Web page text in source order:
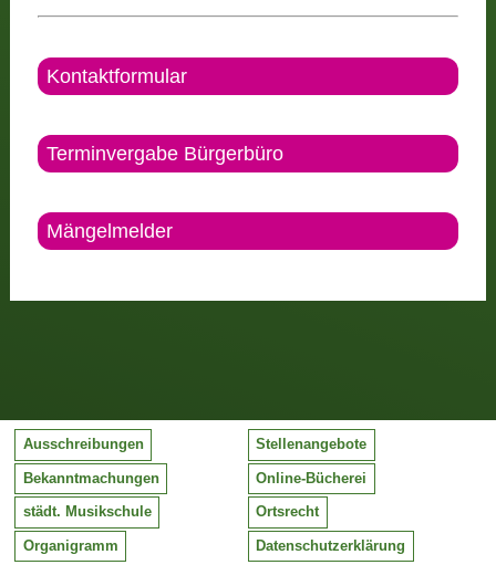
Kontaktformular
Terminvergabe Bürgerbüro
Mängelmelder
Ausschreibungen Stellenangebote
Bekanntmachungen Online-Bücherei
städt. Musikschule Ortsrecht
Organigramm Datenschutzerklärung